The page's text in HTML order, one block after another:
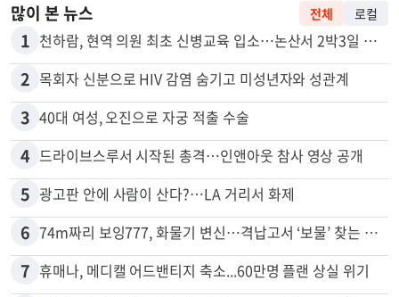
많이 본 뉴스 전체 로컬
1 천하람, 현역 의원 최초 신병교육 입소…논산서 2박3일 생활
2 목회자 신분으로 HIV 감염 숨기고 미성년자와 성관계
3 40대 여성, 오진으로 자궁 적출 수술
4 드라이브스루서 시작된 총격…인앤아웃 참사 영상 공개
5 광고판 안에 사람이 산다?…LA 거리서 화제
6 74m짜리 보잉777, 화물기 변신…격납고서 ‘보물’ 찾는 인천공항
7 휴매나, 메디캘 어드밴티지 축소...60만명 플랜 상실 위기